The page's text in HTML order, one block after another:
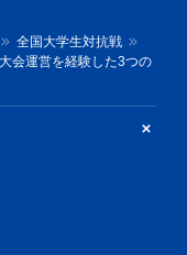
全国大学生対抗戦
会運営を経験した3つの